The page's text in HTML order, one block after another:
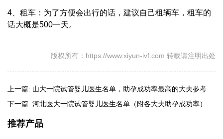
4、租车：为了方便会出行的话，建议自己租辆车，租车的
话大概是500一天。
版权所有：https://www.xiyun-ivf.com 转载请注明出处
上一篇: 山大一院试管婴儿医生名单，助孕成功率最高的大夫参考
下一篇: 河北医大一院试管婴儿医生名单（附各大夫助孕成功率）
推荐产品